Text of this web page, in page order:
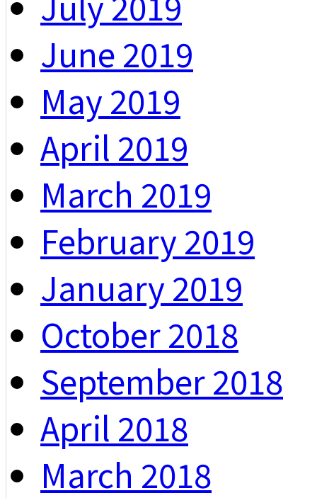
June 2019
May 2019
April 2019
March 2019
February 2019
January 2019
October 2018
September 2018
April 2018
March 2018